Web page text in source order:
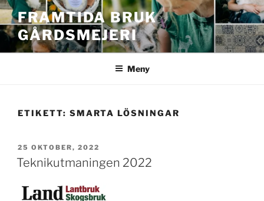
Hoppa
till
innehåll
FRAMTIDA BRUK
GÅRDSMEJERI
Meny
ETIKETT: SMARTA LÖSNINGAR
PUBLICERAT
25 OKTOBER, 2022
Teknikutmaningen 2022